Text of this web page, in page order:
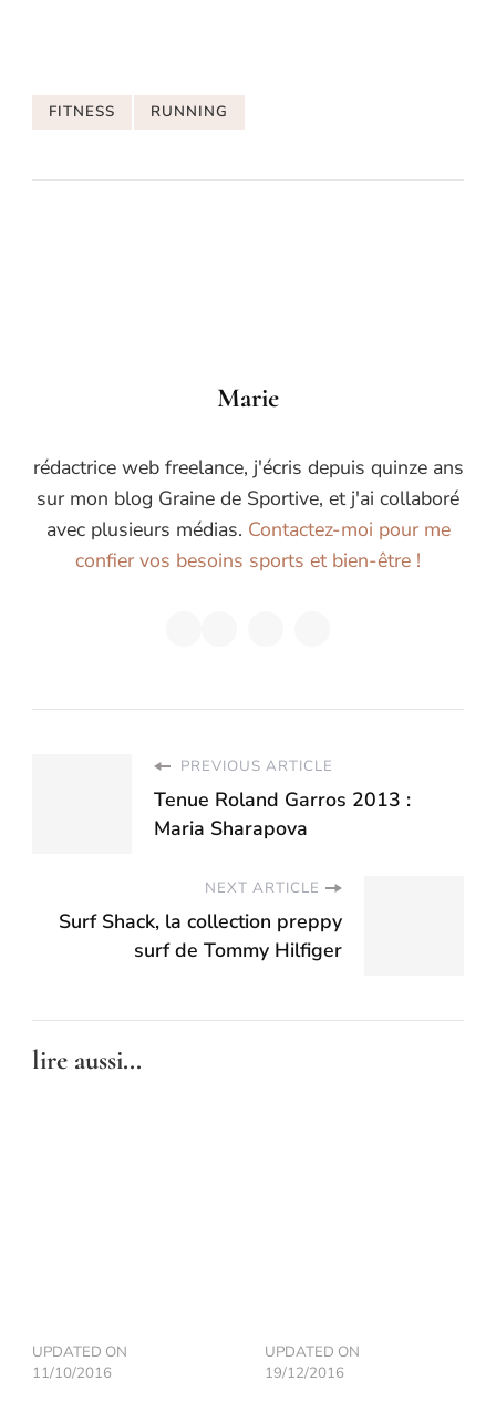
FITNESS RUNNING
Marie
rédactrice web freelance, j'écris depuis quinze ans
sur mon blog Graine de Sportive, et j'ai collaboré
avec plusieurs médias. Contactez-moi pour me
confier vos besoins sports et bien-être !
PREVIOUS ARTICLE
Tenue Roland Garros 2013 :
Maria Sharapova
NEXT ARTICLE
Surf Shack, la collection preppy
surf de Tommy Hilfiger
lire aussi...
UPDATED ON
11/10/2016
UPDATED ON
19/12/2016